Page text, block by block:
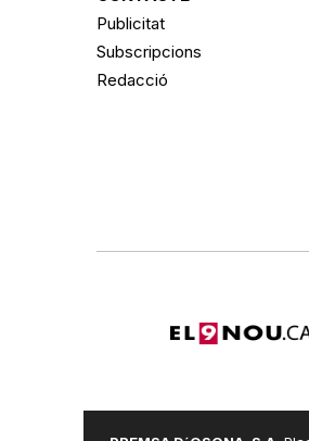
Publicitat
Subscripcions
Redacció